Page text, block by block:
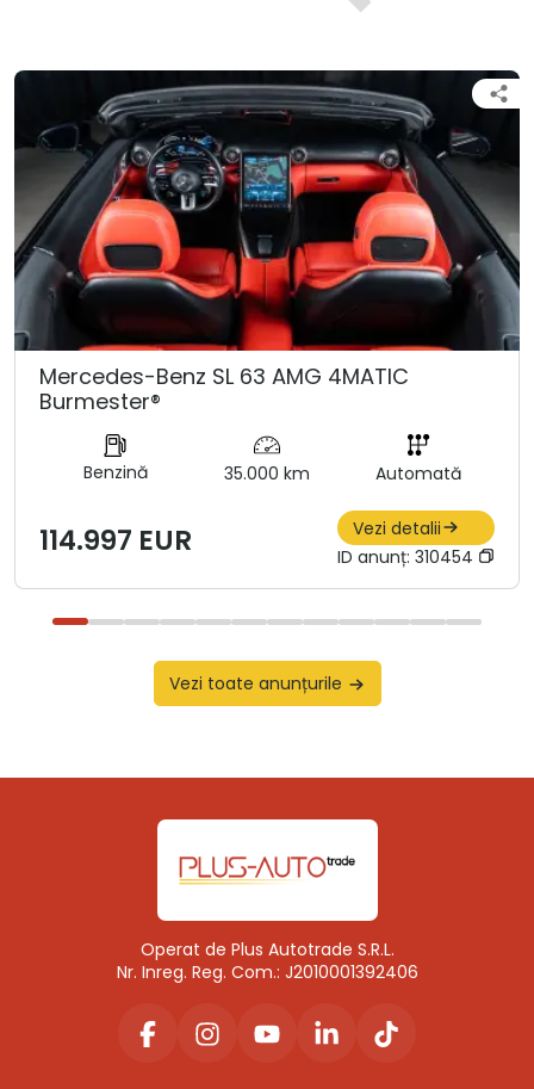
Mercedes-Benz SL 63 AMG 4MATIC
Burmester®
Benzină 35.000 km Automată
114.997 EUR
Vezi detalii
ID anunț: 310454
Vezi toate anunțurile
Operat de Plus Autotrade S.R.L.
Nr. Inreg. Reg. Com.: J2010001392406